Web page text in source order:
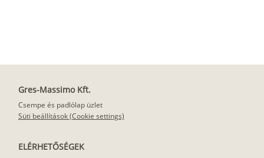
Gres-Massimo Kft.
Csempe és padlólap üzlet
Süti beállítások (Cookie settings)
ELÉRHETŐSÉGEK